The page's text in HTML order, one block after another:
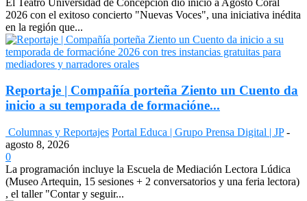
2026 con el exitoso concierto "Nuevas Voces", una iniciativa inédita
en la región que...
Reportaje | Compañía porteña Ziento un Cuento da
inicio a su temporada de formacióne...
Columnas y Reportajes Portal Educa | Grupo Prensa Digital | JP -
agosto 8, 2026
0
La programación incluye la Escuela de Mediación Lectora Lúdica
(Museo Artequin, 15 sesiones + 2 conversatorios y una feria lectora)
, el taller "Contar y seguir...